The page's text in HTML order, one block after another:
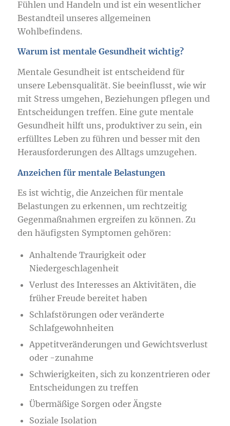
Fühlen und Handeln und ist ein wesentlicher
Bestandteil unseres allgemeinen
Wohlbefindens.
Warum ist mentale Gesundheit wichtig?
Mentale Gesundheit ist entscheidend für
unsere Lebensqualität. Sie beeinflusst, wie wir
mit Stress umgehen, Beziehungen pflegen und
Entscheidungen treffen. Eine gute mentale
Gesundheit hilft uns, produktiver zu sein, ein
erfülltes Leben zu führen und besser mit den
Herausforderungen des Alltags umzugehen.
Anzeichen für mentale Belastungen
Es ist wichtig, die Anzeichen für mentale
Belastungen zu erkennen, um rechtzeitig
Gegenmaßnahmen ergreifen zu können. Zu
den häufigsten Symptomen gehören:
Anhaltende Traurigkeit oder
Niedergeschlagenheit
Verlust des Interesses an Aktivitäten, die
früher Freude bereitet haben
Schlafstörungen oder veränderte
Schlafgewohnheiten
Appetitveränderungen und Gewichtsverlust
oder -zunahme
Schwierigkeiten, sich zu konzentrieren oder
Entscheidungen zu treffen
Übermäßige Sorgen oder Ängste
Soziale Isolation